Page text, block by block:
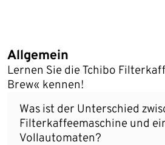
Allgemein
Lernen Sie die Tchibo
Brew« kennen!
Was ist der Unterschied
Filterkaffeemaschine und
Vollautomaten?